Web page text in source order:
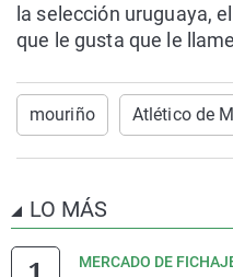
la selección uruguaya,
que le gusta que le
mouriño Atlético de
LO MÁS
MERCADO DE